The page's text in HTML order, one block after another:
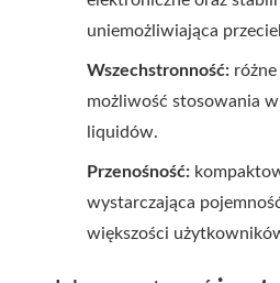
uniemożliwiająca
Wszechstronność:
możliwość stosowania
liquidów.
Przenośność:
wystarczająca
większości